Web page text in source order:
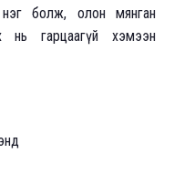
болж, олон мянган
нь гарцаагүй хэмээн